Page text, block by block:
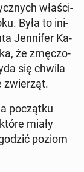
wła­ści­
Była to ini­
Jen­ni­fer Ka­
że zmę­czo­
się chwila
zwie­rząt.
po­cząt­ku
miały
poziom